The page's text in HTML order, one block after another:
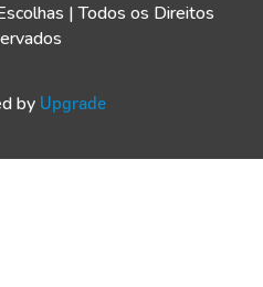
| Todos os Direitos
by Upgrade